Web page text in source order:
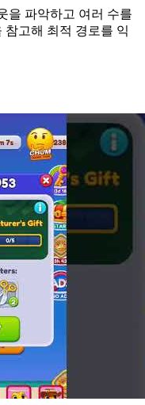
을 파악하고 여러 수를
고해 최적 경로를 익